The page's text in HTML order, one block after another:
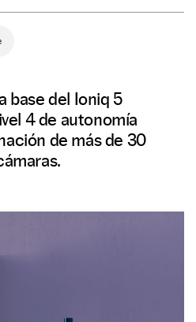
base del Ioniq 5
4 de autonomía
de más de 30